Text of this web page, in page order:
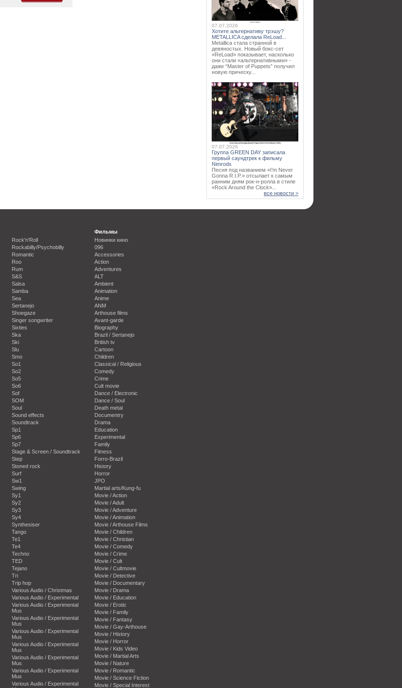
07.07.2026
Хотите альтернативу трэшу?
METALLICA сделала ReLoad...
Metallica стала странной в
девяностых. Новый бокс-сет
«ReLoad» показывает, насколько
они стали «альтернативными» -
даже “Master of Puppets” получил
новую прическу...
07.07.2026
Группа GREEN DAY записала
первый саундтрек к фильму
Nimrods
Песня под названием «I’m Never
Gonna R.I.P.» отсылает к самым
ранним дням рок-н-ролла в стиле
«Rock Around the Clock»...
все новости >
Rock'n'Roll
Rockabilly/Psychobilly
Romantic
Roo
Rum
S&S
Salsa
Samba
Sea
Sertanejo
Shoegaze
Singer songwriter
Sixties
Ska
Ski
Slu
Smo
So1
So2
So5
So6
Sof
SOM
Soul
Sound effects
Soundtrack
Sp1
Sp6
Sp7
Stage & Screen / Soundtrack
Step
Stoned rock
Surf
Sw1
Swing
Sy1
Sy2
Sy3
Sy4
Synthesiser
Tango
Te1
Te4
Techno
TED
Tejano
Tri
Trip hop
Various Audio / Christmas
Various Audio / Experimental
Various Audio / Experimental
Mus
Various Audio / Experimental
Mus
Various Audio / Experimental
Mus
Various Audio / Experimental
Mus
Various Audio / Experimental
Mus
Various Audio / Experimental
Mus
Various Audio / Experimental
Фильмы
Новинки кино
096
Accessories
Action
Adventures
ALT
Ambient
Animation
Anime
ANM
Arthouse films
Avant-garde
Biography
Brazil / Sertanejo
British tv
Cartoon
Children
Classical / Religious
Comedy
Crime
Cult movie
Dance / Electronic
Dance / Soul
Death metal
Documentry
Drama
Education
Experimental
Family
Fitness
Forro-Brazil
History
Horror
JPO
Martial arts/Kung-fu
Movie / Action
Movie / Adult
Movie / Adventure
Movie / Animation
Movie / Arthouse Films
Movie / Children
Movie / Christian
Movie / Comedy
Movie / Crime
Movie / Cult
Movie / Cultmovie
Movie / Detective
Movie / Documentary
Movie / Drama
Movie / Education
Movie / Erotic
Movie / Family
Movie / Fantasy
Movie / Gay-Arthouse
Movie / History
Movie / Horror
Movie / Kids Video
Movie / Martial Arts
Movie / Nature
Movie / Romantic
Movie / Science Fiction
Movie / Special Interest